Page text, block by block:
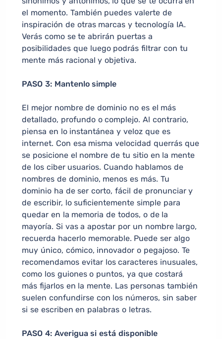
el momento. También puedes valerte de
inspiración de otras marcas y tecnología IA.
Verás como se te abrirán puertas a
posibilidades que luego podrás filtrar con tu
mente más racional y objetiva.
PASO 3: Mantenlo simple
El mejor nombre de dominio no es el más
detallado, profundo o complejo. Al contrario,
piensa en lo instantánea y veloz que es
internet. Con esa misma velocidad querrás que
se posicione el nombre de tu sitio en la mente
de los ciber usuarios. Cuando hablamos de
nombres de dominio, menos es más. Tu
dominio ha de ser corto, fácil de pronunciar y
de escribir, lo suficientemente simple para
quedar en la memoria de todos, o de la
mayoría. Si vas a apostar por un nombre largo,
recuerda hacerlo memorable. Puede ser algo
muy único, cómico, innovador o pegajoso. Te
recomendamos evitar los caracteres inusuales,
como los guiones o puntos, ya que costará
más fijarlos en la mente. Las personas también
suelen confundirse con los números, sin saber
si se escriben en palabras o letras.
PASO 4: Averigua si está disponible